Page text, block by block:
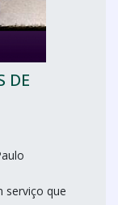
DE
serviço que